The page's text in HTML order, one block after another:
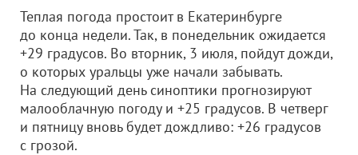
Теплая погода простоит в Екатеринбурге
до конца недели. Так, в понедельник ожидается
+29 градусов. Во вторник, 3 июля, пойдут дожди,
о которых уральцы уже начали забывать.
На следующий день синоптики прогнозируют
малооблачную погоду и +25 градусов. В четверг
и пятницу вновь будет дождливо: +26 градусов
с грозой.